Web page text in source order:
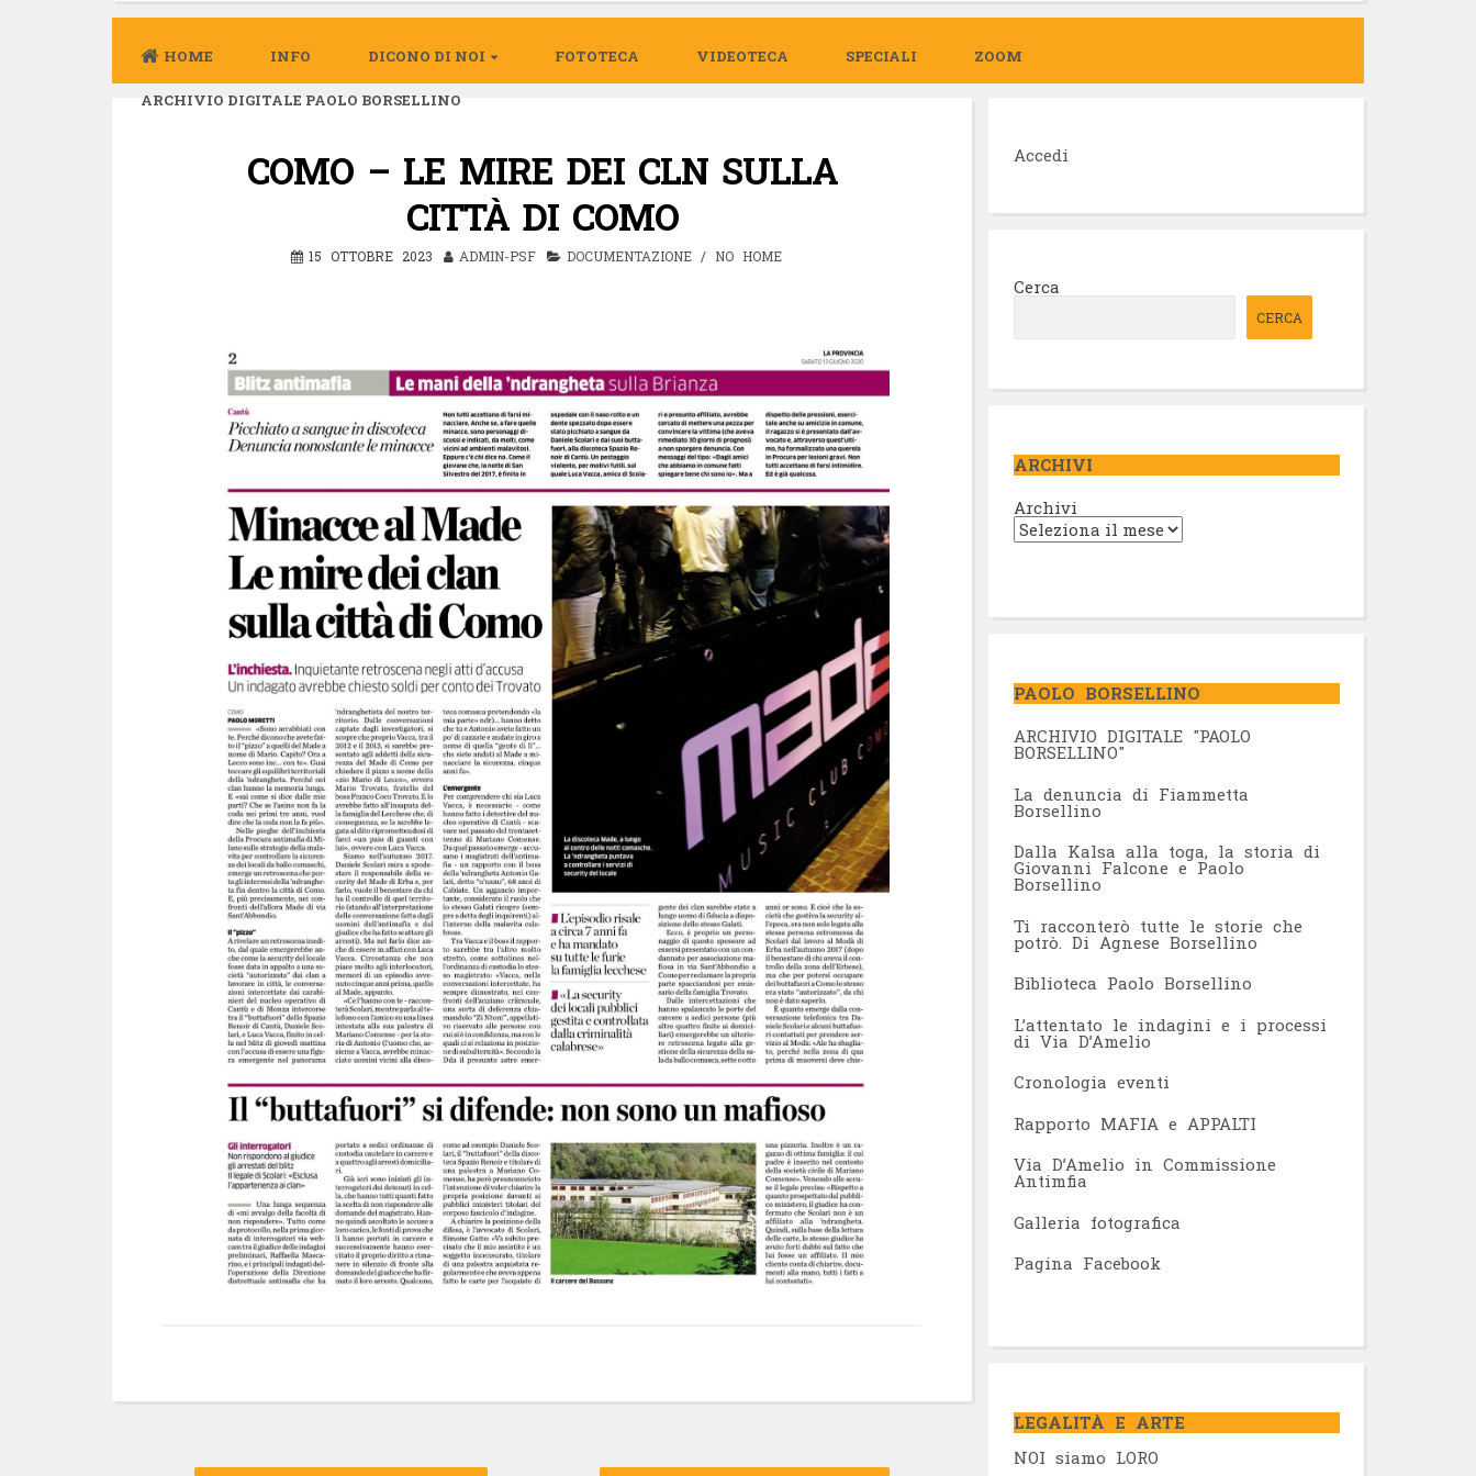
HOME INFO DICONO DI NOI FOTOTECA VIDEOTECA SPECIALI ZOOM
ARCHIVIO DIGITALE PAOLO BORSELLINO
COMO – LE MIRE DEI CLN SULLA
CITTÀ DI COMO
15 OTTOBRE 2023 ADMIN-PSF DOCUMENTAZIONE / NO HOME
Accedi
Cerca
CERCA
ARCHIVI
Archivi
PAOLO BORSELLINO
ARCHIVIO DIGITALE "PAOLO
BORSELLINO"
La denuncia di Fiammetta
Borsellino
Dalla Kalsa alla toga, la storia di
Giovanni Falcone e Paolo
Borsellino
Ti racconterò tutte le storie che
potrò. Di Agnese Borsellino
Biblioteca Paolo Borsellino
L’attentato le indagini e i processi
di Via D’Amelio
Cronologia eventi
Rapporto MAFIA e APPALTI
Via D’Amelio in Commissione
Antimfia
Galleria fotografica
Pagina Facebook
LEGALITÀ E ARTE
NOI siamo LORO